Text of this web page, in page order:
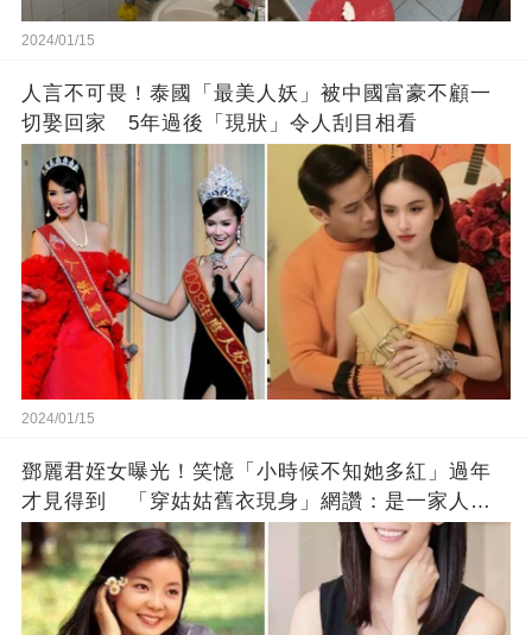
2024/01/15
人言不可畏！泰國「最美人妖」被中國富豪不顧一
切娶回家 5年過後「現狀」令人刮目相看
2024/01/15
鄧麗君姪女曝光！笑憶「小時候不知她多紅」過年
才見得到 「穿姑姑舊衣現身」網讚：是一家人沒
錯!